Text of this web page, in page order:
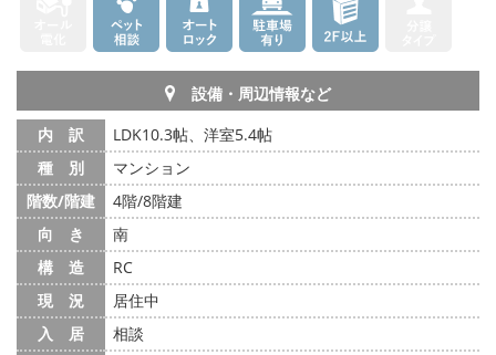
設備・周辺情報など
内 訳
LDK10.3帖、洋室5.4帖
種 別
マンション
階数/階建
4階/8階建
向 き
南
構 造
RC
現 況
居住中
入 居
相談